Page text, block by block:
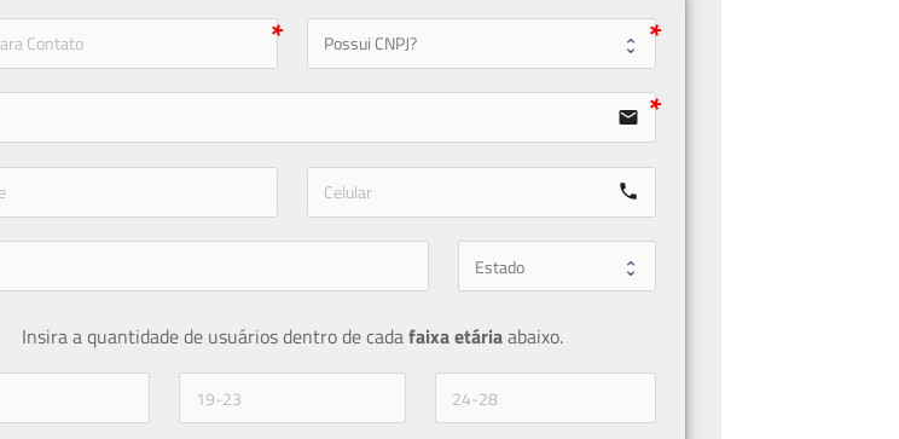
icon-user
email
icon-phone call
Insira a quantidade de usuários dentro de cada faixa etária abaixo.